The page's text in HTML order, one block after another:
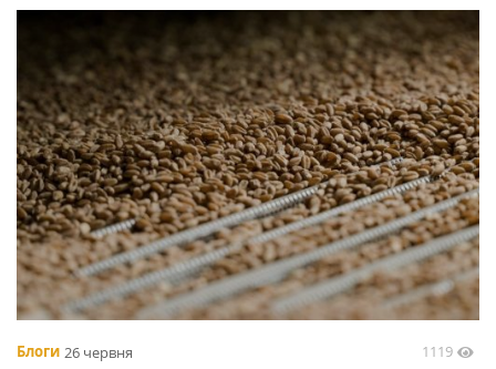
Блоги 26 червня 1119